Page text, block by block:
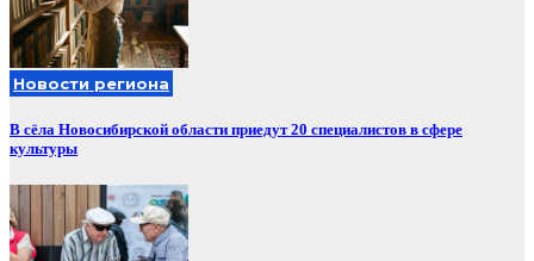
Новости региона
В сёла Новосибирской области приедут 20 специалистов в сфере
культуры